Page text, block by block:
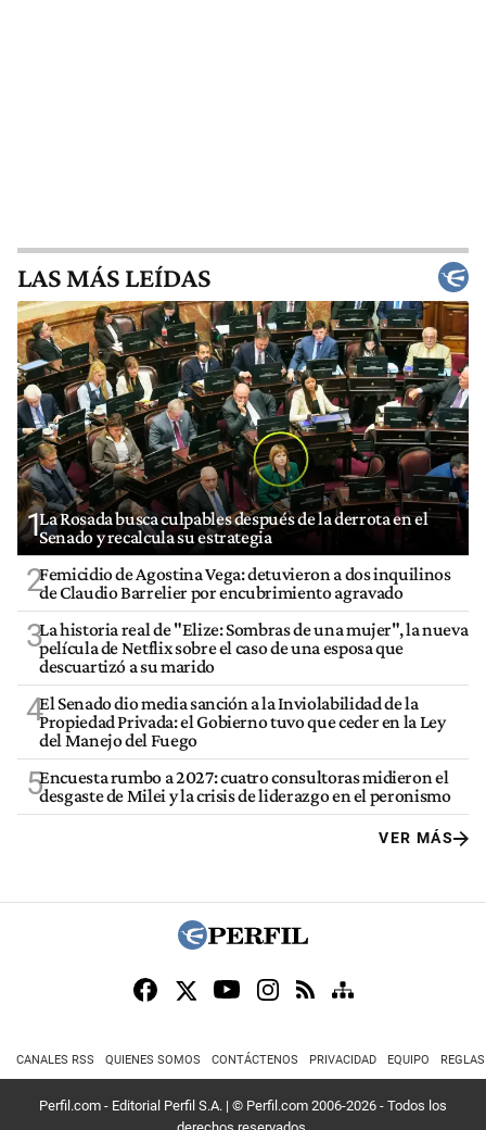
LAS MÁS LEÍDAS
1La Rosada busca culpables después de la derrota en el
Senado y recalcula su estrategia
2Femicidio de Agostina Vega: detuvieron a dos inquilinos
de Claudio Barrelier por encubrimiento agravado
3La historia real de "Elize: Sombras de una mujer", la nueva
película de Netflix sobre el caso de una esposa que
descuartizó a su marido
4El Senado dio media sanción a la Inviolabilidad de la
Propiedad Privada: el Gobierno tuvo que ceder en la Ley
del Manejo del Fuego
5Encuesta rumbo a 2027: cuatro consultoras midieron el
desgaste de Milei y la crisis de liderazgo en el peronismo
VER MÁS
CANALES RSS QUIENES SOMOS CONTÁCTENOS PRIVACIDAD EQUIPO
Perfil.com - Editorial Perfil S.A. | © Perfil.com 2006-2026 - Todos los